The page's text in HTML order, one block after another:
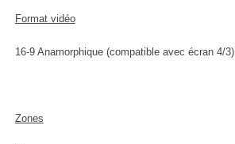
Format vidéo
16-9 Anamorphique (compatible avec écran 4/3)
Zones